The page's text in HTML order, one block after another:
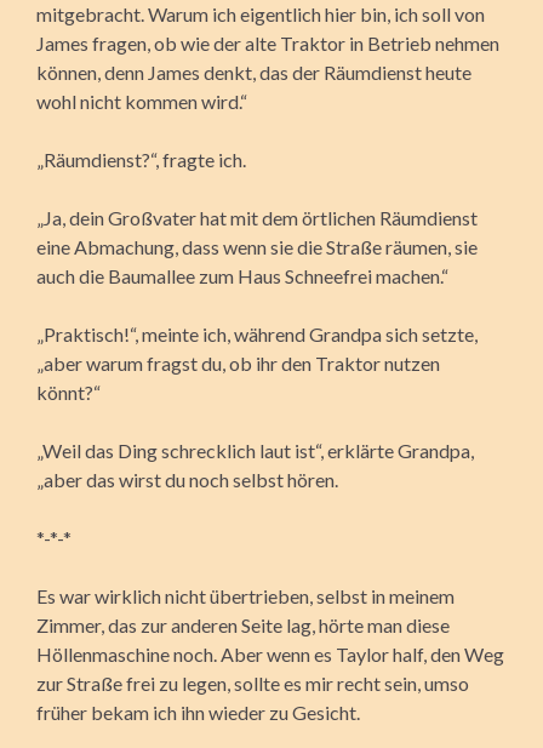
mitgebracht. Warum ich eigentlich hier bin, ich soll von
James fragen, ob wie der alte Traktor in Betrieb nehmen
können, denn James denkt, das der Räumdienst heute
wohl nicht kommen wird.“
„Räumdienst?“, fragte ich.
„Ja, dein Großvater hat mit dem örtlichen Räumdienst
eine Abmachung, dass wenn sie die Straße räumen, sie
auch die Baumallee zum Haus Schneefrei machen.“
„Praktisch!“, meinte ich, während Grandpa sich setzte,
„aber warum fragst du, ob ihr den Traktor nutzen
könnt?“
„Weil das Ding schrecklich laut ist“, erklärte Grandpa,
„aber das wirst du noch selbst hören.
*-*-*
Es war wirklich nicht übertrieben, selbst in meinem
Zimmer, das zur anderen Seite lag, hörte man diese
Höllenmaschine noch. Aber wenn es Taylor half, den Weg
zur Straße frei zu legen, sollte es mir recht sein, umso
früher bekam ich ihn wieder zu Gesicht.